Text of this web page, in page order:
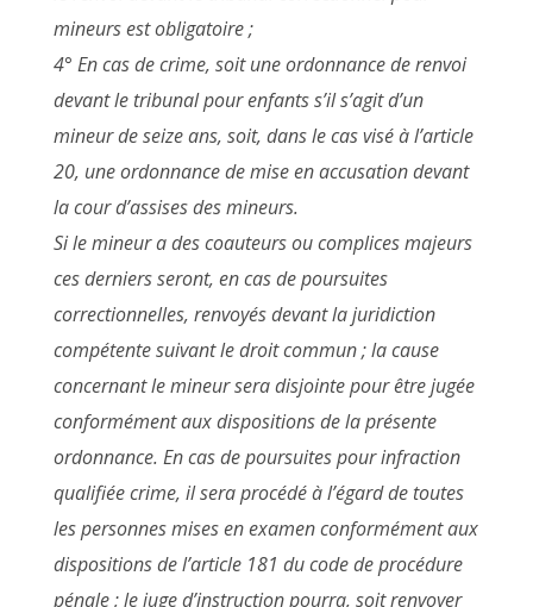
mineurs est obligatoire ;
4° En cas de crime, soit une ordonnance de renvoi
devant le tribunal pour enfants s’il s’agit d’un
mineur de seize ans, soit, dans le cas visé à l’article
20, une ordonnance de mise en accusation devant
la cour d’assises des mineurs.
Si le mineur a des coauteurs ou complices majeurs
ces derniers seront, en cas de poursuites
correctionnelles, renvoyés devant la juridiction
compétente suivant le droit commun ; la cause
concernant le mineur sera disjointe pour être jugée
conformément aux dispositions de la présente
ordonnance. En cas de poursuites pour infraction
qualifiée crime, il sera procédé à l’égard de toutes
les personnes mises en examen conformément aux
dispositions de l’article 181 du code de procédure
pénale ; le juge d’instruction pourra, soit renvoyer